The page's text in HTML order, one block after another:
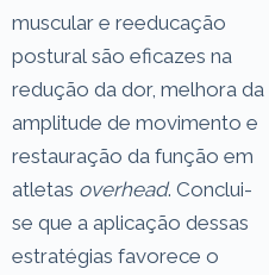
muscular e reeducação
postural são eficazes na
redução da dor, melhora da
amplitude de movimento e
restauração da função em
atletas overhead. Conclui-
se que a aplicação dessas
estratégias favorece o